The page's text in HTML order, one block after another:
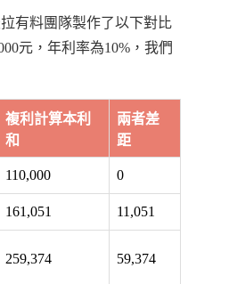
有料團隊製作了以下對比
元，年利率為10%，我們
複利計算本利
和
兩者差
距
110,000 0
161,051 11,051
259,374 59,374